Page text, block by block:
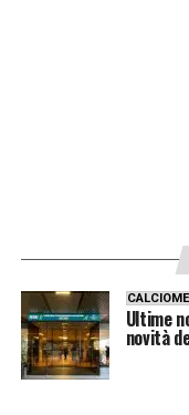
Ultime
novità